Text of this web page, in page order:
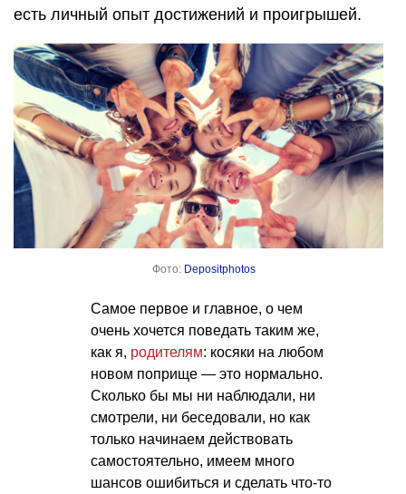
есть личный опыт достижений и проигрышей.
Фото: Depositphotos
Самое первое и главное, о чем
очень хочется поведать таким же,
как я, родителям: косяки на любом
новом поприще — это нормально.
Сколько бы мы ни наблюдали, ни
смотрели, ни беседовали, но как
только начинаем действовать
самостоятельно, имеем много
шансов ошибиться и сделать что-то